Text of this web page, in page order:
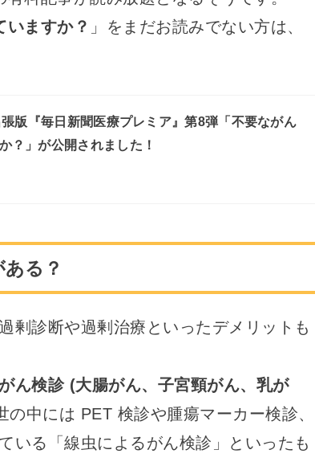
いますか？ 」をまだお読みでない方は、
版『毎日新聞医療プレミア』第8弾「不要ながん
？」が公開されました！
る？
剰診断や過剰治療といったデメリットも
ん検診 (大腸がん、子宮頸がん、乳が
の中には PET 検診や腫瘍マーカー検診、
いる「線虫によるがん検診」といったも